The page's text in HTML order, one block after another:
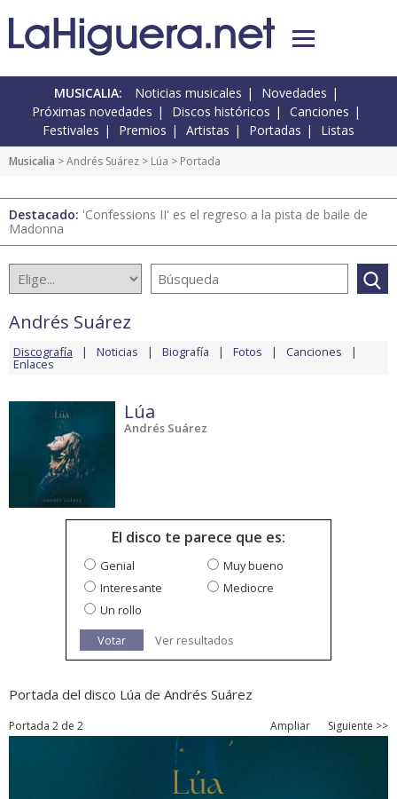
MUSICALIA: Noticias musicales
Novedades
Próximas novedades
Discos históricos
Canciones
Festivales
Premios Artistas Portadas Listas
Musicalia >Andrés Suárez > Lúa > Portada
Destacado: 'Confessions II' es el regreso a la pista de baile de
Madonna
Andrés Suárez
Discografía Noticias Biografía Fotos Canciones
Enlaces
Lúa
Andrés Suárez
El disco te parece que es:
Genial
Muy bueno
Interesante
Mediocre
Un rollo
Votar
Ver resultados
Portada del disco Lúa de Andrés Suárez
Portada 2 de 2 Ampliar Siguiente >>